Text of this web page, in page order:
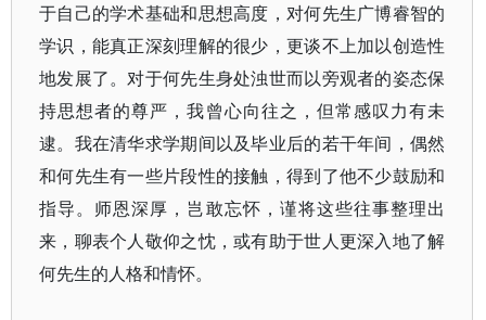
于自己的学术基础和思想高度，对何先生广博睿智的
学识，能真正深刻理解的很少，更谈不上加以创造性
地发展了。对于何先生身处浊世而以旁观者的姿态保
持思想者的尊严，我曾心向往之，但常感叹力有未
逮。我在清华求学期间以及毕业后的若干年间，偶然
和何先生有一些片段性的接触，得到了他不少鼓励和
指导。师恩深厚，岂敢忘怀，谨将这些往事整理出
来，聊表个人敬仰之忱，或有助于世人更深入地了解
何先生的人格和情怀。